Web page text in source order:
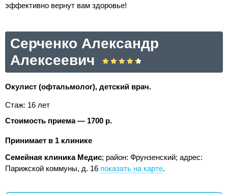
эффективно вернут вам здоровье!
Серченко Александр
Алексеевич
Окулист (офтальмолог), детский врач.
Стаж: 16 лет
Стоимость приема — 1700 р.
Принимает в 1 клинике
Семейная клиника Медис; район: Фрунзенский; адрес:
Парижской коммуны, д. 16 показать на карте.